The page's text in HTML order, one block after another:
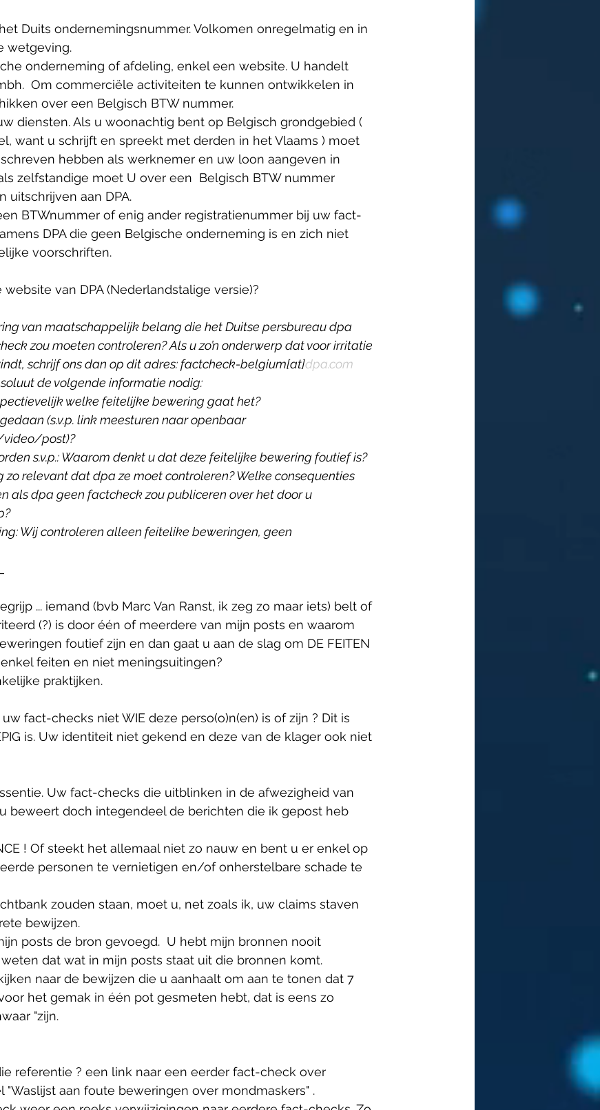
Duits ondernemingsnummer. Volkomen onregelmatig en in
wetgeving.
onderneming of afdeling, enkel een website. U handelt
Om commerciële activiteiten te kunnen ontwikkelen in
over een Belgisch BTW nummer.
diensten. Als u woonachtig bent op Belgisch grondgebied (
want u schrijft en spreekt met derden in het Vlaams ) moet
hebben als werknemer en uw loon aangeven in
zelfstandige moet U over een  Belgisch BTW nummer
uitschrijven aan DPA.
BTWnummer of enig ander registratienummer bij uw fact-
DPA die geen Belgische onderneming is en zich niet
voorschriften.
van DPA (Nederlandstalige versie)?
van maatschappelijk belang die het Duitse persbureau dpa
zou moeten controleren? Als u zo’n onderwerp dat voor irritatie
schrijf ons dan op dit adres: factcheck-belgium[at]dpa.com
de volgende informatie nodig:
welke feitelijke bewering gaat het?
(s.v.p. link meesturen naar openbaar
post)?
s.v.p.: Waarom denkt u dat deze feitelijke bewering foutief is?
relevant dat dpa ze moet controleren? Welke consequenties
als dpa geen factcheck zou publiceren over het door u
Wij controleren alleen feitelike beweringen, geen
... iemand (bvb Marc Van Ranst, ik zeg zo maar iets) belt of
(?) is door één of meerdere van mijn posts en waarom
foutief zijn en dan gaat u aan de slag om DE FEITEN
feiten en niet meningsuitingen?
praktijken.
fact-checks niet WIE deze perso(o)n(en) is of zijn ? Dit is
is. Uw identiteit niet gekend en deze van de klager ook niet
Uw fact-checks die uitblinken in de afwezigheid van
beweert doch integendeel de berichten die ik gepost heb
! Of steekt het allemaal niet zo nauw en bent u er enkel op
personen te vernietigen en/of onherstelbare schade te
zouden staan, moet u, net zoals ik, uw claims staven
bewijzen.
posts de bron gevoegd.  U hebt mijn bronnen nooit
dat wat in mijn posts staat uit die bronnen komt.
naar de bewijzen die u aanhaalt om aan te tonen dat 7
het gemak in één pot gesmeten hebt, dat is eens zo
"zijn.
referentie ? een link naar een eerder fact-check over
"Waslijst aan foute beweringen over mondmaskers" .